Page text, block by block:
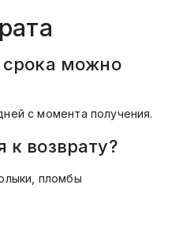
срока можно
с момента получения.
к возврату?
пломбы